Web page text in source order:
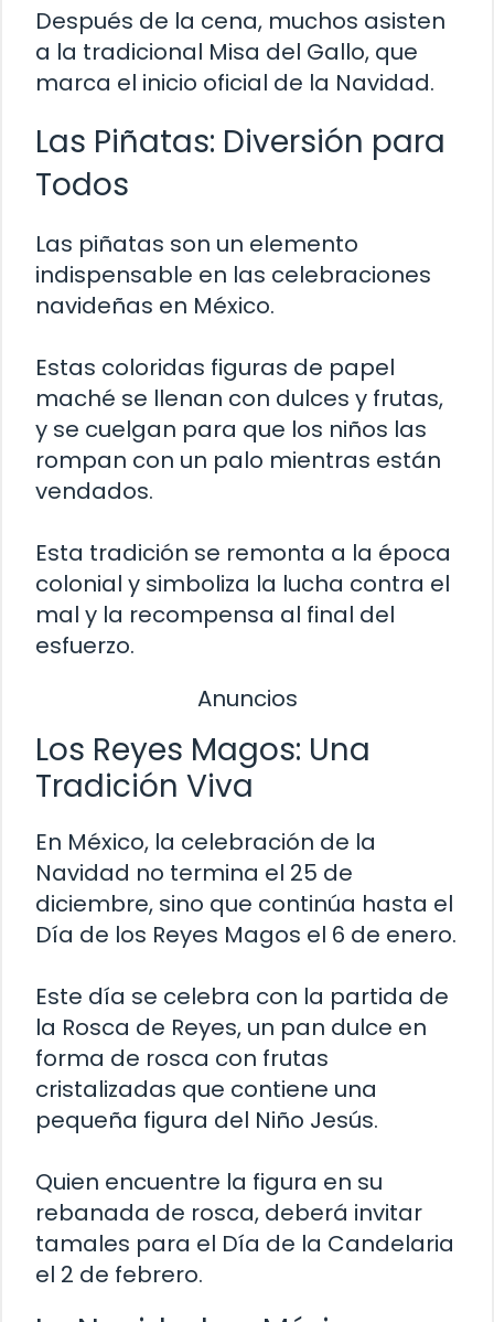
Después de la cena, muchos asisten
a la tradicional Misa del Gallo, que
marca el inicio oficial de la Navidad.
Las Piñatas: Diversión para
Todos
Las piñatas son un elemento
indispensable en las celebraciones
navideñas en México.
Estas coloridas figuras de papel
maché se llenan con dulces y frutas,
y se cuelgan para que los niños las
rompan con un palo mientras están
vendados.
Esta tradición se remonta a la época
colonial y simboliza la lucha contra el
mal y la recompensa al final del
esfuerzo.
Anuncios
Los Reyes Magos: Una
Tradición Viva
En México, la celebración de la
Navidad no termina el 25 de
diciembre, sino que continúa hasta el
Día de los Reyes Magos el 6 de enero.
Este día se celebra con la partida de
la Rosca de Reyes, un pan dulce en
forma de rosca con frutas
cristalizadas que contiene una
pequeña figura del Niño Jesús.
Quien encuentre la figura en su
rebanada de rosca, deberá invitar
tamales para el Día de la Candelaria
el 2 de febrero.